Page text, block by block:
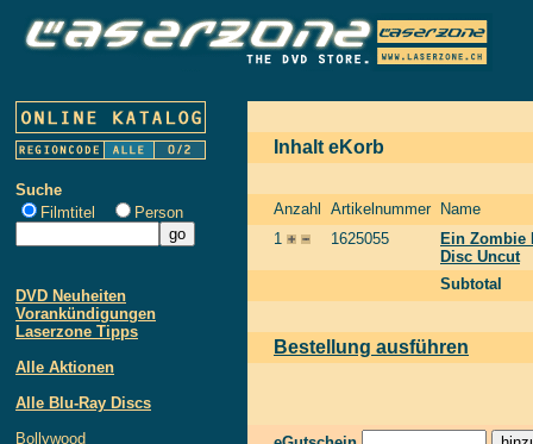
Suche
Filmtitel
Person
DVD Neuheiten
Vorankündigungen
Laserzone Tipps
Alle Aktionen
Alle Blu-Ray Discs
Bollywood
Inhalt eKorb
Anzahl Artikelnummer
Name
1
1625055
Ein Zombie
Disc Uncut
Subtotal
Bestellung ausführen